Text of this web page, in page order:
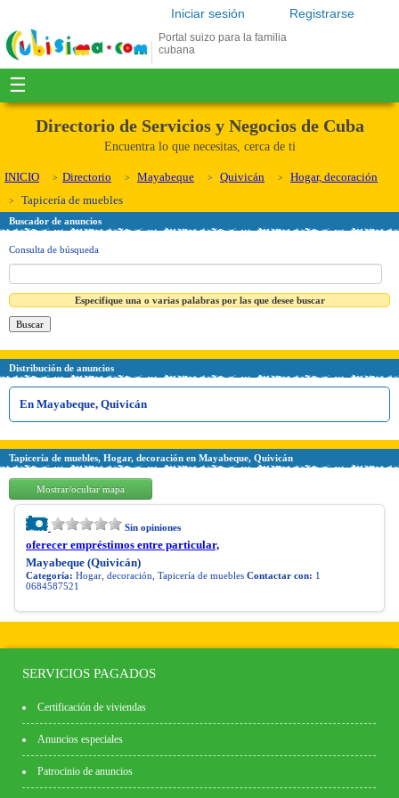
Registrarse
Iniciar sesión
Portal suizo para la familia
cubana
☰
Directorio de Servicios y Negocios de Cuba
Encuentra lo que necesitas, cerca de ti
INICIO Directorio Mayabeque Quivicán
Hogar, decoración
Tapicería de muebles
Buscador de anuncios
Consulta de búsqueda
Especifique una o varias palabras por las que desee buscar
Distribución de anuncios
En Mayabeque, Quivicán
Tapicería de muebles, Hogar, decoración en Mayabeque, Quivicán
Mostrar/ocultar mapa
Sin opiniones
oferecer empréstimos entre particular,
Mayabeque (Quivicán)
Categoría: Hogar, decoración, Tapicería de muebles Contactar con: 1
0684587521
SERVICIOS PAGADOS
Certificación de viviendas
Anuncios especiales
Patrocinio de anuncios